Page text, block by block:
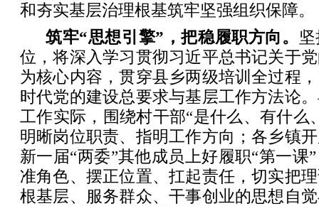
和夯实基层治理根基筑牢坚强组织保障。
筑牢“思想引擎”，把稳履职方向。
位，将深入学习贯彻习近平总书记关于
为核心内容，贯穿县乡两级培训全过程
时代党的建设总要求与基层工作方法论
工作实际，围绕村干部“是什么、有什么
明晰岗位职责、指明工作方向；各乡镇
新一届“两委”其他成员上好履职“第一课
准角色、摆正位置、扛起责任，切实把
根基层、服务群众、干事创业的思想自